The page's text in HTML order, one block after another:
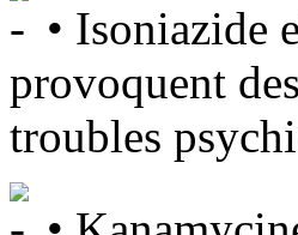
• Isoniazide
provoquent
troubles